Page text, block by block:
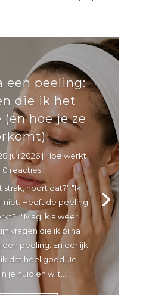
een peeling:
die ik het
(en hoe je ze
juli 2026|Hoe werkt
0 reacties
strak, hoort dat?" "Ik
niet. Heeft de peeling
"Mag ik alweer
vragen die ik bijna
een peeling. En eerlijk
dat heel goed. Je
je huid en wilt...